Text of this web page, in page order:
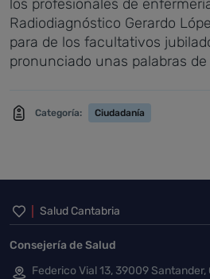
los profesionales de
Radiodiagnóstico Gerardo
para de los facultativos
pronunciado unas palabras de
Categoría: Ciudadanía
Inicio del pie de
Salud Cantabria
Consejería de Salud
Federico Vial 13, 39009 Santander,